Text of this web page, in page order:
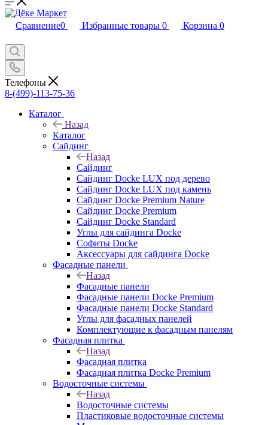
Сравнение0 Избранные товары 0 Корзина 0
Телефоны
8-(499)-113-75-36
Каталог
Назад
Каталог
Сайдинг
Назад
Сайдинг
Сайдинг Docke LUX под дерево
Сайдинг Docke LUX под камень
Сайдинг Docke Premium Nature
Сайдинг Docke Premium
Сайдинг Docke Standard
Углы для сайдинга Docke
Софиты Docke
Аксессуары для сайдинга Docke
Фасадные панели
Назад
Фасадные панели
Фасадные панели Docke Premium
Фасадные панели Docke Standard
Углы для фасадных панелей
Комплектующие к фасадным панелям
Фасадная плитка
Назад
Фасадная плитка
Фасадная плитка Docke Premium
Водосточные системы
Назад
Водосточные системы
Пластиковые водосточные системы